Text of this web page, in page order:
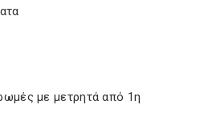
με μετρητά από 1η